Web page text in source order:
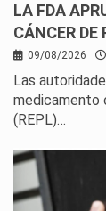
LA FDA
CÁNCER DE
09/08/2026
Las
medicamento
(REPL)…